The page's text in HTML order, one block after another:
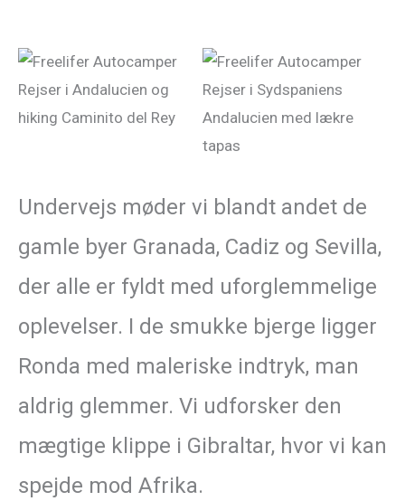
Undervejs møder vi blandt andet de
gamle byer Granada, Cadiz og Sevilla,
der alle er fyldt med uforglemmelige
oplevelser. I de smukke bjerge ligger
Ronda med maleriske indtryk, man
aldrig glemmer. Vi udforsker den
mægtige klippe i Gibraltar, hvor vi kan
spejde mod Afrika.